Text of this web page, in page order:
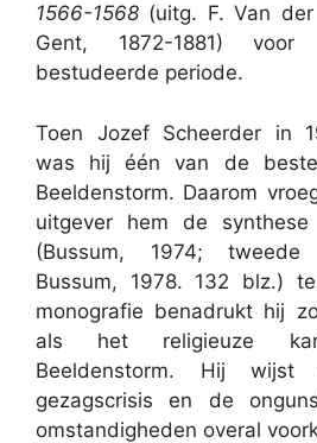
1566-1568 (uitg. F. Van
Gent, 1872-1881)
bestudeerde periode.
Toen Jozef Scheerder in
was hij één van de
Beeldenstorm. Daarom
uitgever hem de synthese
(Bussum, 1974;
Bussum, 1978. 132 blz.)
monografie benadrukt hij
als het religieuze
Beeldenstorm. Hij
gezagscrisis en de
omstandigheden overal